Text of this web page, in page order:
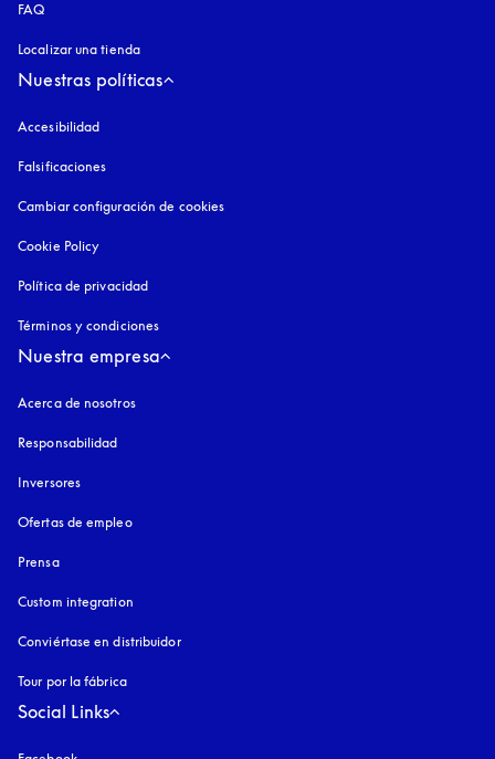
FAQ
Localizar una tienda
Nuestras políticas
Accesibilidad
Falsificaciones
Cambiar configuración de cookies
Cookie Policy
Política de privacidad
Términos y condiciones
Nuestra empresa
Acerca de nosotros
Responsabilidad
Inversores
Ofertas de empleo
Prensa
Custom integration
Conviértase en distribuidor
Tour por la fábrica
Social Links